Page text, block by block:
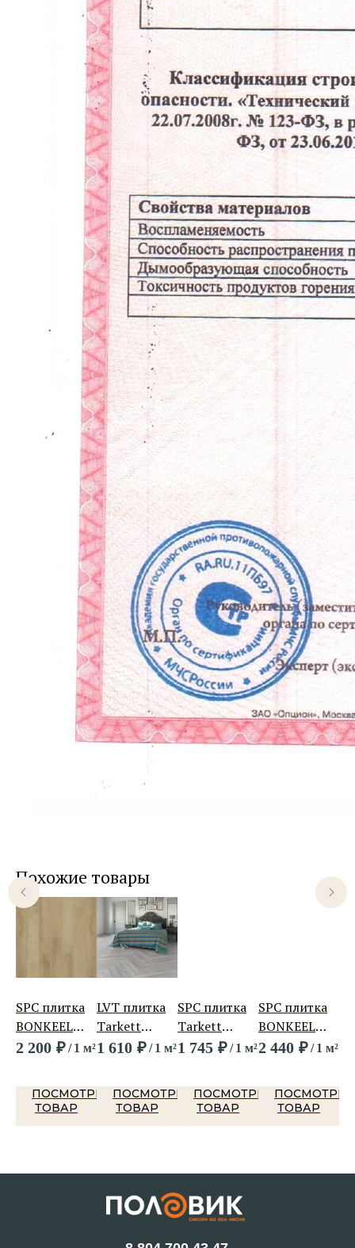
Похожие товары
SPC плитка
BONKEEL
Лайн 347
2 200 ₽/ 1 м²
ПОСМОТРЕТЬ
ТОВАР
LVT плитка
Tarkett
Лаунж Хаски
1 610 ₽/ 1 м²
ПОСМОТРЕТЬ
ТОВАР
SPC плитка
Tarkett
Прайм Клик
1 745 ₽/ 1 м²
ПОСМОТРЕТЬ
ТОВАР
SPC плитка
BONKEEL
Стайл HB
2 440 ₽/ 1 м²
ТОВАР